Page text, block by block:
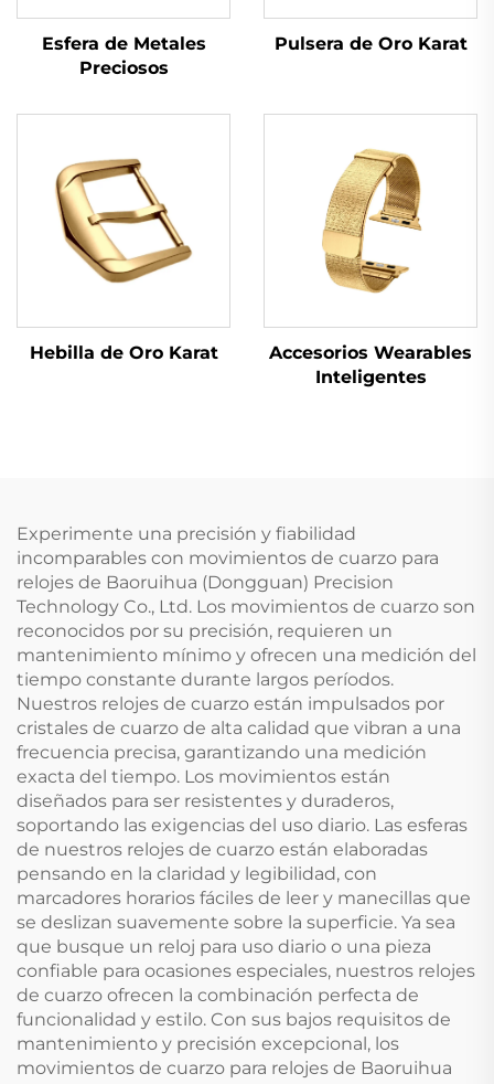
Esfera de Metales
Preciosos
Pulsera de Oro Karat
Hebilla de Oro Karat
Accesorios Wearables
Inteligentes
Experimente una precisión y fiabilidad
incomparables con movimientos de cuarzo para
relojes de Baoruihua (Dongguan) Precision
Technology Co., Ltd. Los movimientos de cuarzo son
reconocidos por su precisión, requieren un
mantenimiento mínimo y ofrecen una medición del
tiempo constante durante largos períodos.
Nuestros relojes de cuarzo están impulsados por
cristales de cuarzo de alta calidad que vibran a una
frecuencia precisa, garantizando una medición
exacta del tiempo. Los movimientos están
diseñados para ser resistentes y duraderos,
soportando las exigencias del uso diario. Las esferas
de nuestros relojes de cuarzo están elaboradas
pensando en la claridad y legibilidad, con
marcadores horarios fáciles de leer y manecillas que
se deslizan suavemente sobre la superficie. Ya sea
que busque un reloj para uso diario o una pieza
confiable para ocasiones especiales, nuestros relojes
de cuarzo ofrecen la combinación perfecta de
funcionalidad y estilo. Con sus bajos requisitos de
mantenimiento y precisión excepcional, los
movimientos de cuarzo para relojes de Baoruihua